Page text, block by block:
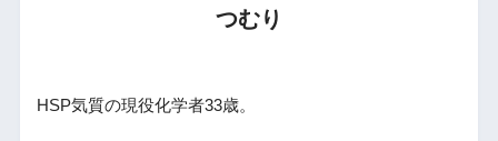
つむり
HSP気質の現役化学者33歳。